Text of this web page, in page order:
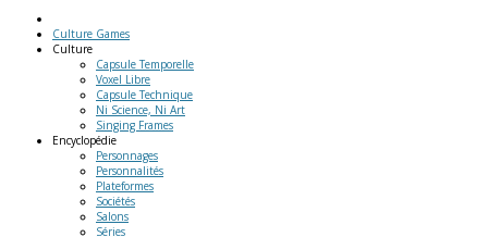
Culture Games
Culture
Capsule Temporelle
Voxel Libre
Capsule Technique
Ni Science, Ni Art
Singing Frames
Encyclopédie
Personnages
Personnalités
Plateformes
Sociétés
Salons
Séries